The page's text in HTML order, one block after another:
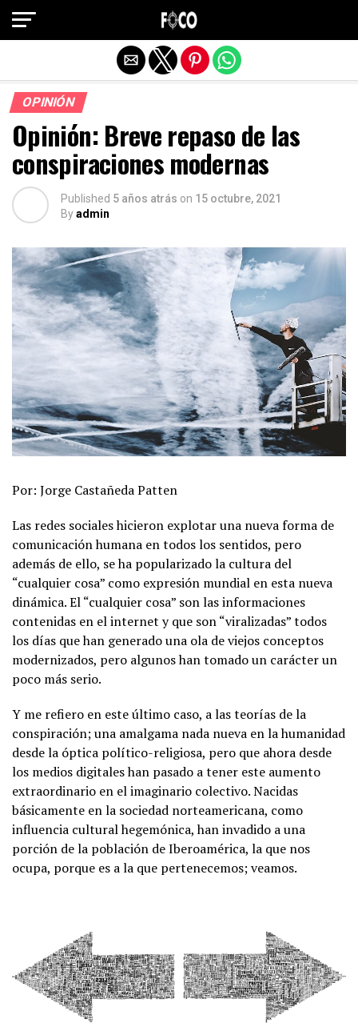
OPINIÓN
Opinión: Breve repaso de las
conspiraciones modernas
Published 5 años atrás on 15 octubre, 2021
Byadmin
Por: Jorge Castañeda Patten
Las redes sociales hicieron explotar una nueva forma de
comunicación humana en todos los sentidos, pero
además de ello, se ha popularizado la cultura del
“cualquier cosa” como expresión mundial en esta nueva
dinámica. El “cualquier cosa” son las informaciones
contenidas en el internet y que son “viralizadas” todos
los días que han generado una ola de viejos conceptos
modernizados, pero algunos han tomado un carácter un
poco más serio.
Y me refiero en este último caso, a las teorías de la
conspiración; una amalgama nada nueva en la humanidad
desde la óptica político-religiosa, pero que ahora desde
los medios digitales han pasado a tener este aumento
extraordinario en el imaginario colectivo. Nacidas
básicamente en la sociedad norteamericana, como
influencia cultural hegemónica, han invadido a una
porción de la población de Iberoamérica, la que nos
ocupa, porque es a la que pertenecemos; veamos.
Salir de la versión móvil